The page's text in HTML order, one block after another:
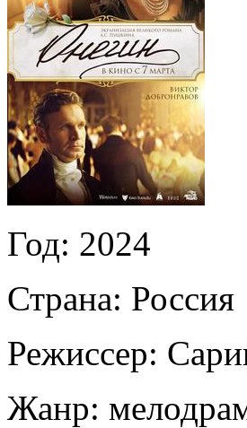
Год: 2024
Страна: Россия
Режиссер:
Жанр: